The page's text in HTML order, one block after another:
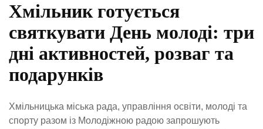
Хмільник готується
святкувати День молоді: три
дні активностей, розваг та
подарунків
Хмільницька міська рада, управління освіти, молоді та
спорту разом із Молодіжною радою запрошують